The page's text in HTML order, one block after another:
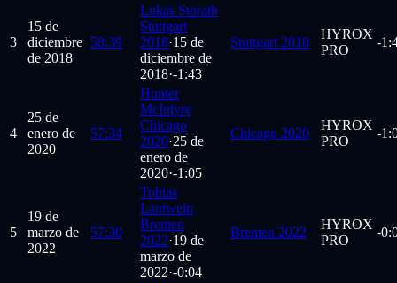
3
15 de
diciembre
de 2018
58:39
Lukas Storath
Stuttgart
2018·15 de
diciembre de
2018·-1:43
Stuttgart 2018
HYROX
PRO
-
4
25 de
enero de
2020
57:34
Hunter
McIntyre
Chicago
2020·25 de
enero de
2020·-1:05
Chicago 2020
HYROX
PRO
-
5
19 de
marzo de
2022
57:30
Tobias
Lautwein
Bremen
2022·19 de
marzo de
2022·-0:04
Bremen 2022
HYROX
PRO
-